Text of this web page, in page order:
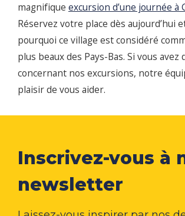
magnifique excursion d’une journée à
Réservez votre place dès aujourd’hui
pourquoi ce village est considéré
plus beaux des Pays-Bas. Si vous avez
concernant nos excursions, notre
plaisir de vous aider.
Inscrivez-vous à
newsletter